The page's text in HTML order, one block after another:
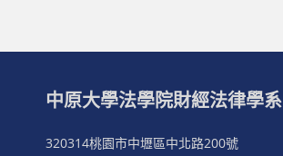
中原大學法學院財經法律學系
320314桃園市中壢區中北路200號